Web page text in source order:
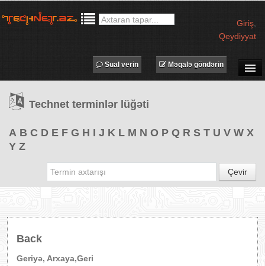
Giriş
Qeydiyyat
TƏDBİRLƏR
PROQRAMLAR
Məqalə göndərin
Sual verin
Technet terminlər lüğəti
A B C D E F G H I J K L M N O P Q R S T U V W X
Y Z
Çevir
Back
Geriyə, Arxaya,Geri